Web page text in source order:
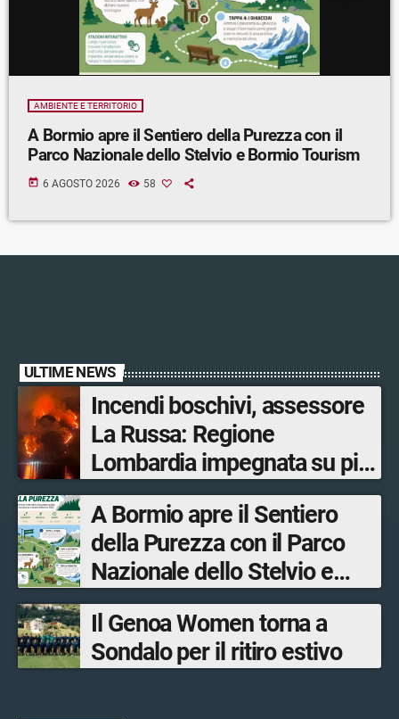
AMBIENTE E TERRITORIO
A Bormio apre il Sentiero della Purezza con il
Parco Nazionale dello Stelvio e Bormio Tourism
today 6 AGOSTO 2026 58
ULTIME NEWS
Incendi boschivi, assessore
La Russa: Regione
Lombardia impegnata su più
fronti, 48 volontari coinvolti
tra le province di Lecco,
Sondrio, Milano e Como
A Bormio apre il Sentiero
della Purezza con il Parco
Nazionale dello Stelvio e
Bormio Tourism
Il Genoa Women torna a
Sondalo per il ritiro estivo